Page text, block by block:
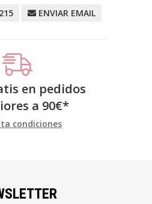
ENVIAR EMAIL
en pedidos
a 90€*
condiciones